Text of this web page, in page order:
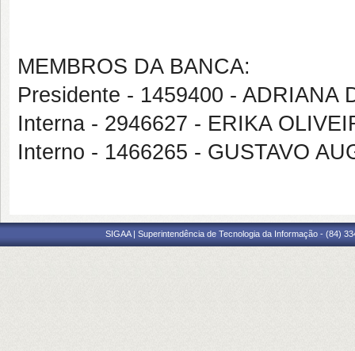
MEMBROS DA BANCA:
Presidente - 1459400 - ADRIANA
Interna - 2946627 - ERIKA
Interno - 1466265 - GUSTAVO
SIGAA | Superintendência de Tecnologia da Informação - (84)